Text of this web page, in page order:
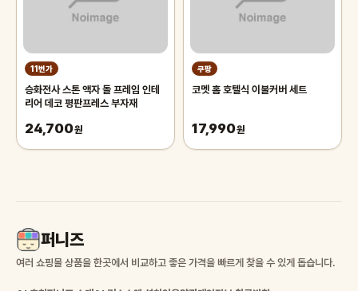
11번가
승화전사 스톤 액자 돌 프레임 인테
리어 데코 평판프레스 부자재
24,700원
쿠팡
코멧 홈 호텔식 이불커버 세트
17,990원
퍼니즈
여러 쇼핑몰 상품을 한곳에서 비교하고 좋은 가격을 빠르게 찾을 수 있게 돕습니다.